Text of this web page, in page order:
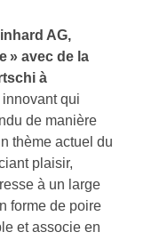
AG,
» avec de la
à
qui
de manière
thème actuel du
plaisir,
à un large
forme de poire
et associe en